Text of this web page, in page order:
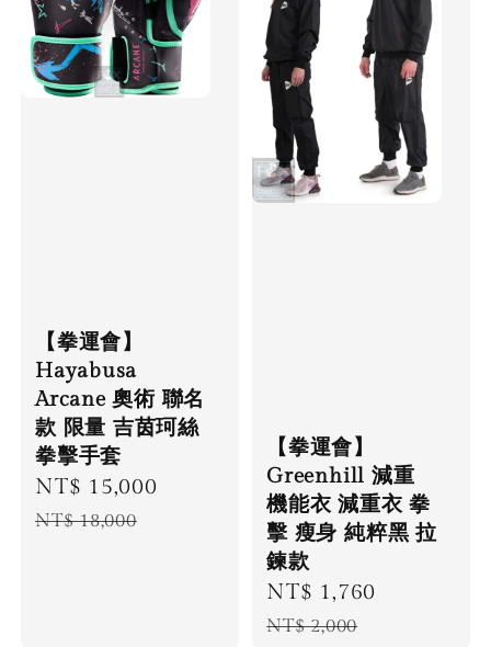
【拳運會】
Hayabusa
Arcane 奧術 聯名
款 限量 吉茵珂絲
拳擊手套
Sale
price
NT$ 15,000
NT$ 18,000
【拳運會】
Greenhill 減重
機能衣 減重衣 拳
擊 瘦身 純粹黑 拉
鍊款
Sale
price
NT$ 1,760
NT$ 2,000